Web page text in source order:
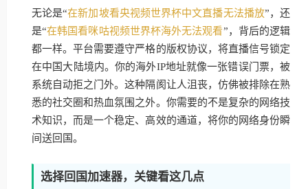
无论是“在新加坡看央视频世界杯中文直播无法播放”，还
是“在韩国看咪咕视频世界杯海外无法观看”，背后的逻辑
都一样。平台需要遵守严格的版权协议，将直播信号锁定
在中国大陆境内。你的海外IP地址就像一张错误门票，被
系统自动拒之门外。这种隔阂让人沮丧，仿佛被排除在熟
悉的社交圈和热血氛围之外。你需要的不是复杂的网络技
术知识，而是一个稳定、高效的通道，将你的网络身份瞬
间送回国。
选择回国加速器，关键看这几点